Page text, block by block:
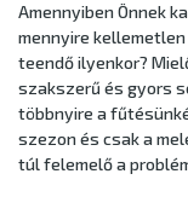
Amennyiben Önnek
mennyire kellemetlen
teendő ilyenkor?
szakszerű és gyors
többnyire a
szezon és csak a
túl felemelő a